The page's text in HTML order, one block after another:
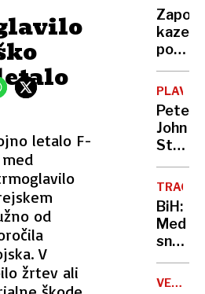
letalo F-
od
V
žrtev ali
kazen:
pa je
Peter
John
Ob
PZS
ne
gre
več
BiH:
Med
umrli
VESELI